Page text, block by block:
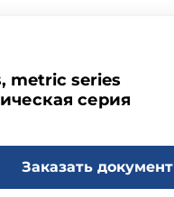
metric series
серия
Заказать документ